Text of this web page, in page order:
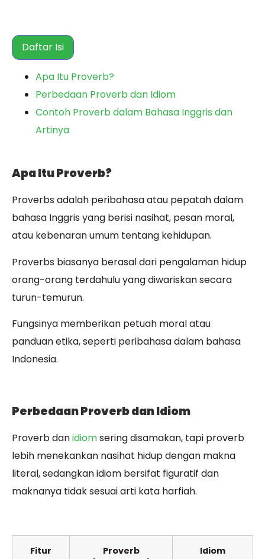
Daftar Isi
Apa Itu Proverb?
Perbedaan Proverb dan Idiom
Contoh Proverb dalam Bahasa Inggris dan
Artinya
Apa Itu Proverb?
Proverbs adalah peribahasa atau pepatah dalam
bahasa Inggris yang berisi nasihat, pesan moral,
atau kebenaran umum tentang kehidupan.
Proverbs biasanya berasal dari pengalaman hidup
orang-orang terdahulu yang diwariskan secara
turun-temurun.
Fungsinya memberikan petuah moral atau
panduan etika, seperti peribahasa dalam bahasa
Indonesia.
Perbedaan Proverb dan Idiom
Proverb danidiomsering disamakan, tapi proverb
lebih menekankan nasihat hidup dengan makna
literal, sedangkan idiom bersifat figuratif dan
maknanya tidak sesuai arti kata harfiah.
Fitur
Proverb
Idiom